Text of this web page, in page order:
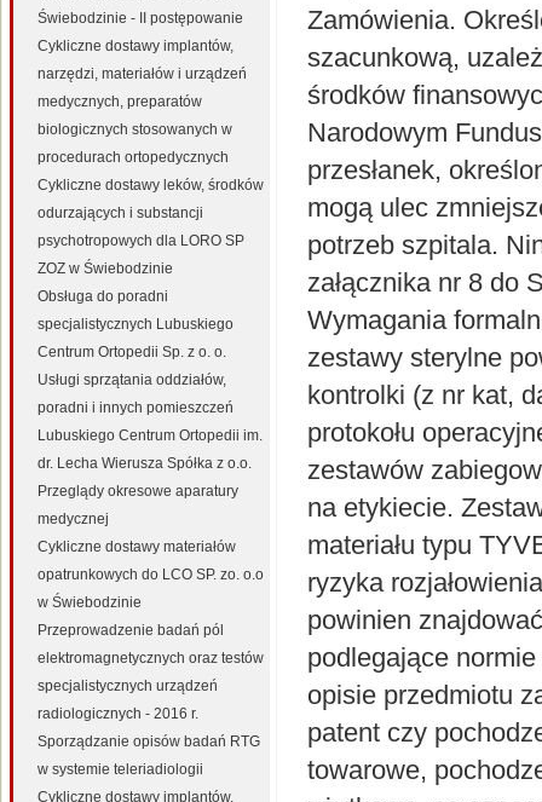
Zamówienia.
szacunkową,
środków
Narodowym
przesłanek,
mogą ulec
potrzeb szpitala.
załącznika nr 8 do
Wymagania
zestawy sterylne
kontrolki (z nr kat,
protokołu
zestawów
na etykiecie.
materiału typu
ryzyka
powinien
podlegające
opisie przedmiotu
patent czy
towarowe,
Świebodzinie - II postępowanie
Cykliczne dostawy implantów,
narzędzi, materiałów i urządzeń
medycznych, preparatów
biologicznych stosowanych w
procedurach ortopedycznych
Cykliczne dostawy leków, środków
odurzających i substancji
psychotropowych dla LORO SP
ZOZ w Świebodzinie
Obsługa do poradni
specjalistycznych Lubuskiego
Centrum Ortopedii Sp. z o. o.
Usługi sprzątania oddziałów,
poradni i innych pomieszczeń
Lubuskiego Centrum Ortopedii im.
dr. Lecha Wierusza Spółka z o.o.
Przeglądy okresowe aparatury
medycznej
Cykliczne dostawy materiałów
opatrunkowych do LCO SP. zo. o.o
w Świebodzinie
Przeprowadzenie badań pól
elektromagnetycznych oraz testów
specjalistycznych urządzeń
radiologicznych - 2016 r.
Sporządzanie opisów badań RTG
w systemie teleriadiologii
Cykliczne dostawy implantów,